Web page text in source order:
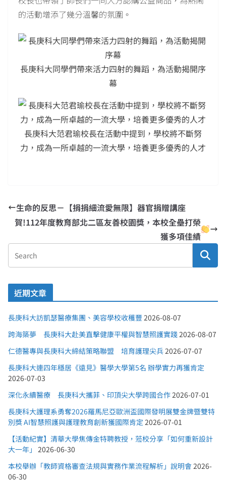
的活動增添了幾分溫馨的氛圍。
長庚科大同學們帶來活力四射的舞蹈，為活動揭開序
幕
長庚科大范君瑜校長在活動中提到，學校將不斷努
力，成為一所卓越的一流大學，培養更多優秀的人才
生命的反思－【捐捐細流愛無限】器官捐贈講座
賀!112年度教育部北二區友善校園獎，本校全壘打榮
獲多項佳績
近期文章
長庚科大訪凱瑟醫療集團、美容學校收穫豐 2026-08-07
跨海築夢 長庚科大赴美直擊健康平權與智慧照護實踐2026-08-07
仁德醫專與長庚科大締結策略聯盟 培育護理尖兵2026-07-07
長庚科大連四年穩居《遠見》醫學大學第5名 辦學實力再獲肯定
2026-07-03
深化永續醫療 長庚科大攜菲、印頂尖大學跨國合作2026-07-01
長庚科大護理系勇奪2026羅馬尼亞歐洲盃國際發明展雙金牌暨雙特
別獎 AI智慧照護與護理教育創新獲國際肯定 2026-07-01
【活動紀實】清華大學焦傳金特聘教授，蒞校分享「如何重新設計
大一年」 2026-06-30
本校舉辦「教師資格審查法規與實務作業流程解析」說明會2026-
06-30